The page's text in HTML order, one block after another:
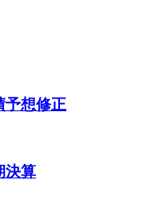
予想修正
決算